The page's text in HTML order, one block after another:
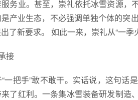
务业。甚至，崇礼依托冰雪资源，
产业生态，不必强调单独个体的突
了新要求。 如此一来，崇礼从“一季
接
一把手”敢不敢干。实话说，这句
了红利。一条集冰雪装备研发制造